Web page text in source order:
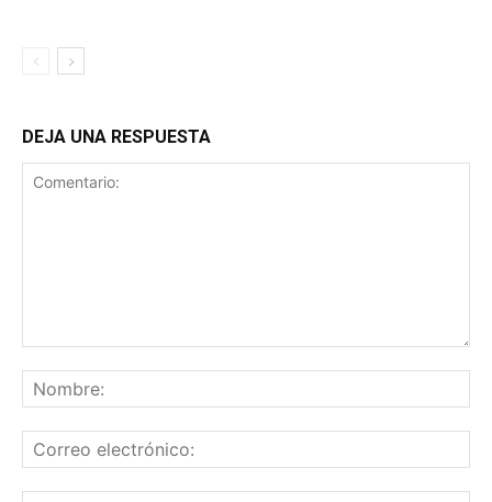
DEJA UNA RESPUESTA